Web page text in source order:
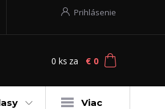
Prihlásenie
0 ks za € 0
Viac